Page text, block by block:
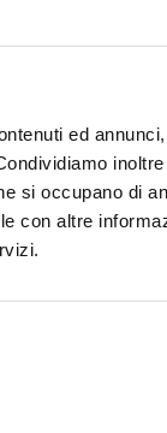
ed
si occupano di
con altre